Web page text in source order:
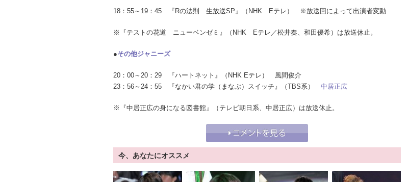
18：55～19：45 『Rの法則 生放送SP』（NHK Eテレ） ※放送回によって出演者変動
※『テストの花道 ニューベンゼミ』（NHK Eテレ／松井奏、和田優希）は放送休止。
●その他ジャニーズ
20：00～20：29 『ハートネット』（NHK Eテレ） 風間俊介
23：56～24：55 『なかい君の学（まなぶ）スイッチ』（TBS系） 中居正広
※『中居正広の身になる図書館』（テレビ朝日系、中居正広）は放送休止。
今、あなたにオススメ